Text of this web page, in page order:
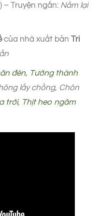
– Truyện ngắn: Nằm lại
của nhà xuất bản Tri
đèn, Tường thành
lấy chồng, Chôn
trời, Thịt heo ngâm